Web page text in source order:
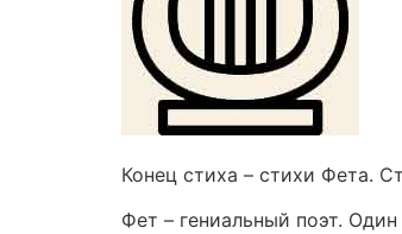
Конец стиха – стихи Фета.
Фет – гениальный поэт.